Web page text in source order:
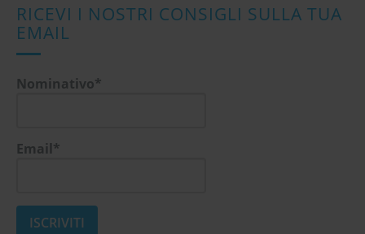
RICEVI I NOSTRI CONSIGLI SULLA TUA
EMAIL
Nominativo*
Email*